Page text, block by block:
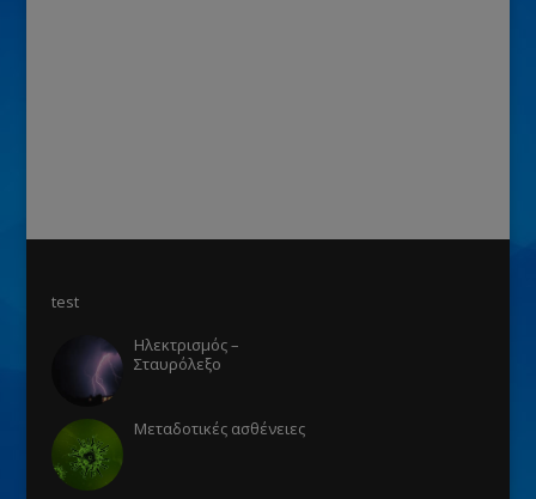
test
Ηλεκτρισμός –
Σταυρόλεξο
Μεταδοτικές ασθένειες